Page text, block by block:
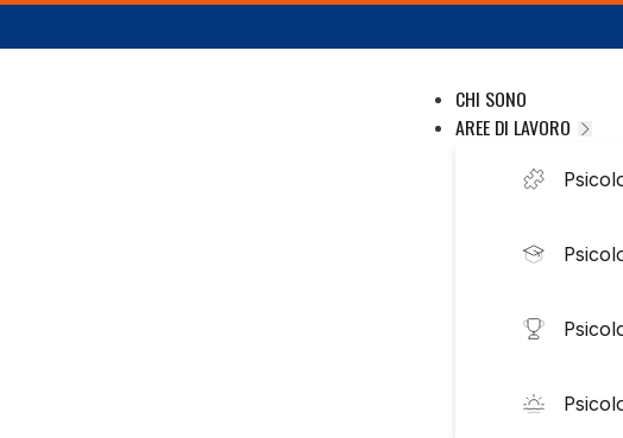
CHI SONO
AREE DI LAVORO